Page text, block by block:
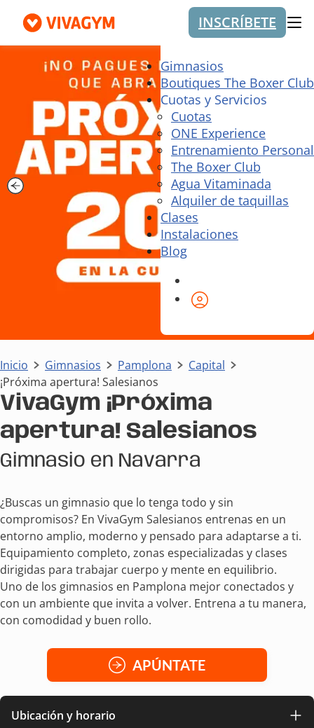
INSCRÍBETE
Gimnasios
Boutiques The Boxer Club
Cuotas y Servicios
Cuotas
ONE Experience
Entrenamiento Personal
The Boxer Club
Agua Vitaminada
Alquiler de taquillas
Clases
Instalaciones
Blog
Inicio Gimnasios Pamplona
Capital
¡Próxima apertura! Salesianos
VivaGym ¡Próxima
apertura! Salesianos
Gimnasio en Navarra
¿Buscas un gimnasio que lo tenga todo y sin
compromisos? En VivaGym Salesianos entrenas en un
entorno amplio, moderno y pensado para adaptarse a ti.
Equipamiento completo, zonas especializadas y clases
dirigidas para trabajar cuerpo y mente en equilibrio.
Uno de los gimnasios en Pamplona mejor conectados y
con un ambiente que invita a volver. Entrena a tu manera,
con comodidad y buen rollo.
APÚNTATE
Ubicación y horario